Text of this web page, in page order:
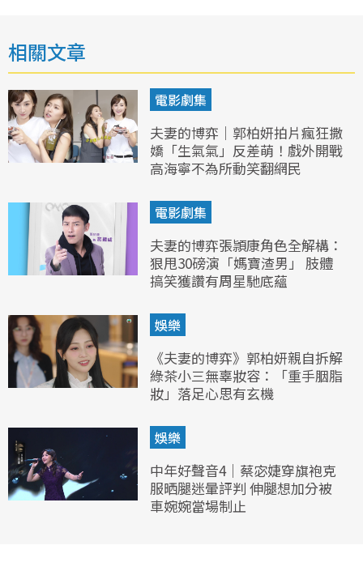
相關文章
電影劇集
夫妻的博弈｜郭柏妍拍片瘋狂撒
嬌「生氣氣」反差萌！戲外開戰
高海寧不為所動笑翻網民
電影劇集
夫妻的博弈張頴康角色全解構：
狠甩30磅演「媽寶渣男」 肢體
搞笑獲讚有周星馳底蘊
娛樂
《夫妻的博弈》郭柏妍親自拆解
綠茶小三無辜妝容：「重手胭脂
妝」落足心思有玄機
娛樂
中年好聲音4｜蔡宓婕穿旗袍克
服晒腿迷暈評判 伸腿想加分被
車婉婉當場制止